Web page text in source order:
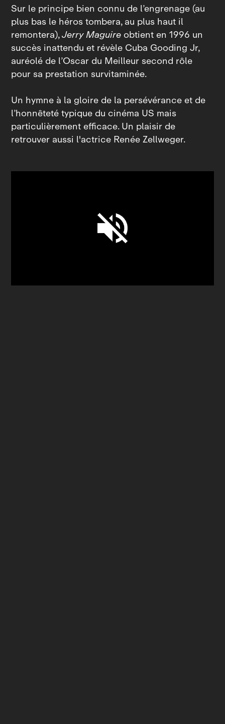
Sur le principe bien connu de l’engrenage (au
plus bas le héros tombera, au plus haut il
remontera),Jerry Maguire obtient en 1996 un
succès inattendu et révèle Cuba Gooding Jr,
auréolé de l’Oscar du Meilleur second rôle
pour sa prestation survitaminée.
Un hymne à la gloire de la persévérance et de
l’honnêteté typique du cinéma US mais
particulièrement efficace. Un plaisir de
retrouver aussi l'actrice Renée Zellweger.